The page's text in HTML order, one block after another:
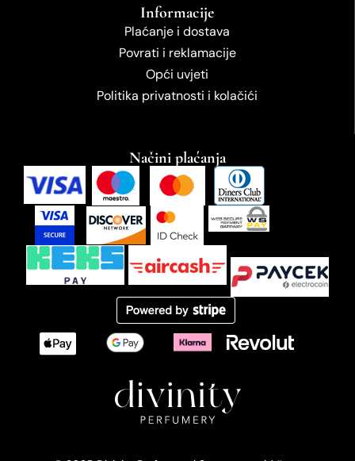
Informacije
Plaćanje i dostava
Povrati i reklamacije
Opći uvjeti
Politika privatnosti i kolačići
Načini plaćanja